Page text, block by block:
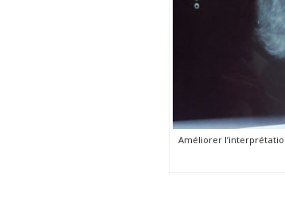
Améliorer